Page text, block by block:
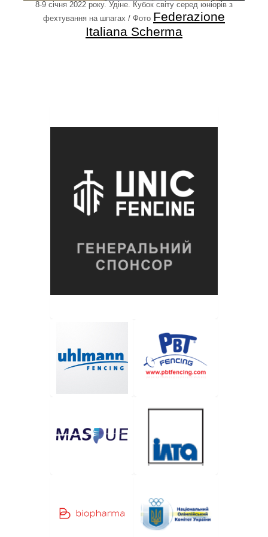
8-9 січня 2022 року. Удіне. Кубок світу серед юніорів з
фехтування на шпагах / Фото Federazione
Italiana Scherma